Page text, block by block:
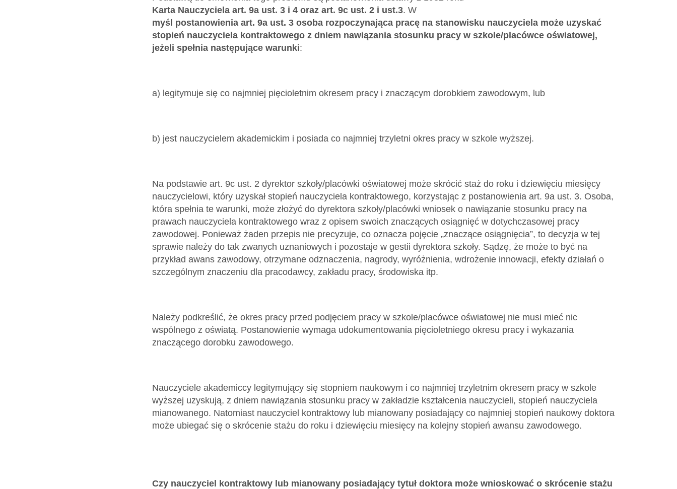
Karta Nauczyciela art. 9a ust. 3 i 4 oraz art. 9c ust. 2 i ust.3. W
myśl postanowienia art. 9a ust. 3 osoba rozpoczynająca pracę na stanowisku nauczyciela może uzyskać
stopień nauczyciela kontraktowego z dniem nawiązania stosunku pracy w szkole/placówce oświatowej,
jeżeli spełnia następujące warunki:
a) legitymuje się co najmniej pięcioletnim okresem pracy i znaczącym dorobkiem zawodowym, lub
b) jest nauczycielem akademickim i posiada co najmniej trzyletni okres pracy w szkole wyższej.
Na podstawie art. 9c ust. 2 dyrektor szkoły/placówki oświatowej może skrócić staż do roku i dziewięciu miesięcy
nauczycielowi, który uzyskał stopień nauczyciela kontraktowego, korzystając z postanowienia art. 9a ust. 3. Osoba,
która spełnia te warunki, może złożyć do dyrektora szkoły/placówki wniosek o nawiązanie stosunku pracy na
prawach nauczyciela kontraktowego wraz z opisem swoich znaczących osiągnięć w dotychczasowej pracy
zawodowej. Ponieważ żaden przepis nie precyzuje, co oznacza pojęcie „znaczące osiągnięcia”, to decyzja w tej
sprawie należy do tak zwanych uznaniowych i pozostaje w gestii dyrektora szkoły. Sądzę, że może to być na
przykład awans zawodowy, otrzymane odznaczenia, nagrody, wyróżnienia, wdrożenie innowacji, efekty działań o
szczególnym znaczeniu dla pracodawcy, zakładu pracy, środowiska itp.
Należy podkreślić, że okres pracy przed podjęciem pracy w szkole/placówce oświatowej nie musi mieć nic
wspólnego z oświatą. Postanowienie wymaga udokumentowania pięcioletniego okresu pracy i wykazania
znaczącego dorobku zawodowego.
Nauczyciele akademiccy legitymujący się stopniem naukowym i co najmniej trzyletnim okresem pracy w szkole
wyższej uzyskują, z dniem nawiązania stosunku pracy w zakładzie kształcenia nauczycieli, stopień nauczyciela
mianowanego. Natomiast nauczyciel kontraktowy lub mianowany posiadający co najmniej stopień naukowy doktora
może ubiegać się o skrócenie stażu do roku i dziewięciu miesięcy na kolejny stopień awansu zawodowego.
Czy nauczyciel kontraktowy lub mianowany posiadający tytuł doktora może wnioskować o skrócenie stażu